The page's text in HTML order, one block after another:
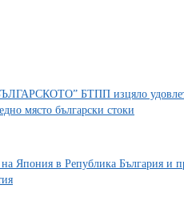
БТПП изцяло
място български стоки
Япония в Република България и